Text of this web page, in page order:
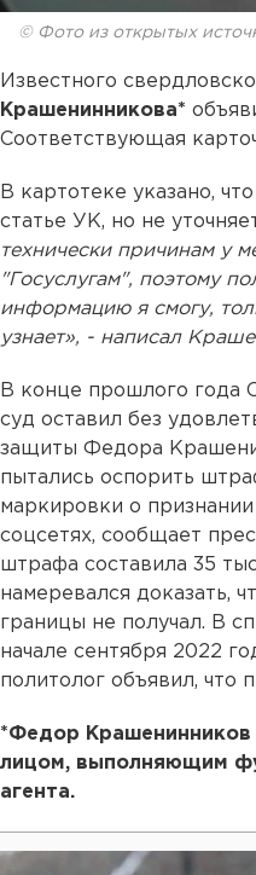
© Фото из открытых
Известного
Крашенинникова*
Соответствующая
В картотеке указано,
статье УК, но не
технически причинам у
"Госуслугам", поэтому
информацию я смогу,
узнает», - написал
В конце прошлого года
суд оставил без
защиты Федора
пытались оспорить
маркировки о
соцсетях, сообщает
штрафа составила 35
намеревался доказать,
границы не получал. В
начале сентября 2022
политолог объявил, что
*Федор Крашенинников
лицом, выполняющим
агента.